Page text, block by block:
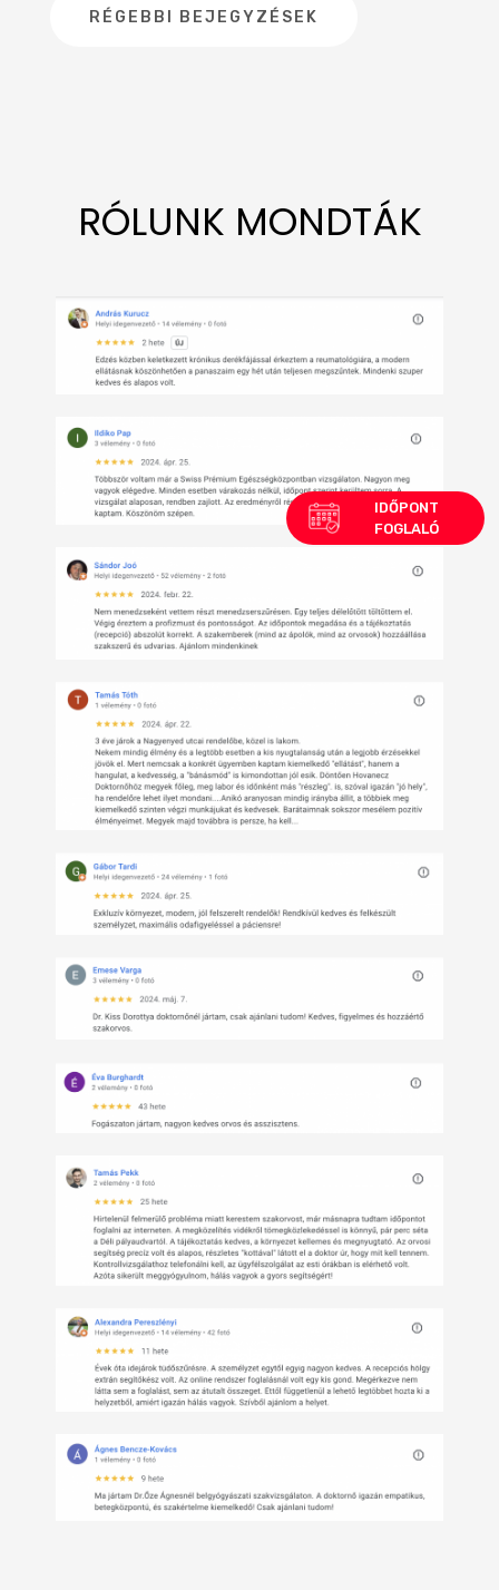
RÉGEBBI BEJEGYZÉSEK
RÓLUNK MONDTÁK